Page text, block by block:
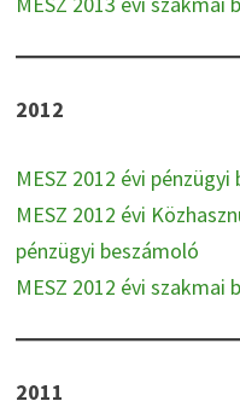
2012
MESZ 2012 évi
MESZ 2012 évi
pénzügyi beszámoló
MESZ 2012 évi szakmai
2011